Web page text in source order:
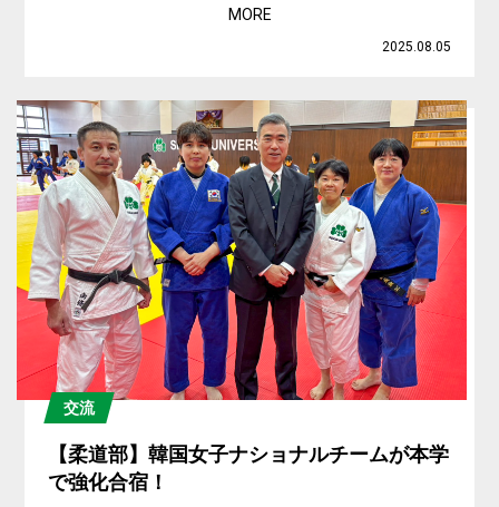
MORE
2025.08.05
交流
【柔道部】韓国女子ナショナルチームが本学
で強化合宿！